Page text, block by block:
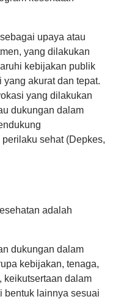
upaya atau
yang dilakukan
kebijakan publik
akurat dan tepat.
yang dilakukan
dukungan dalam
sehat (Depkes,
adalah
dukungan dalam
kebijakan, tenaga,
keikutsertaan dalam
bentuk lainnya sesuai